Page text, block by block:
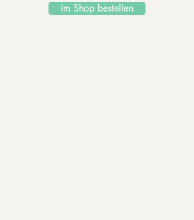
im Shop bestellen